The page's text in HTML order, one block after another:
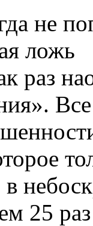
не
ложь
раз
25